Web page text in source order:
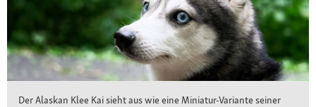
Der Alaskan Klee Kai sieht aus wie eine Miniatur-Variante seiner